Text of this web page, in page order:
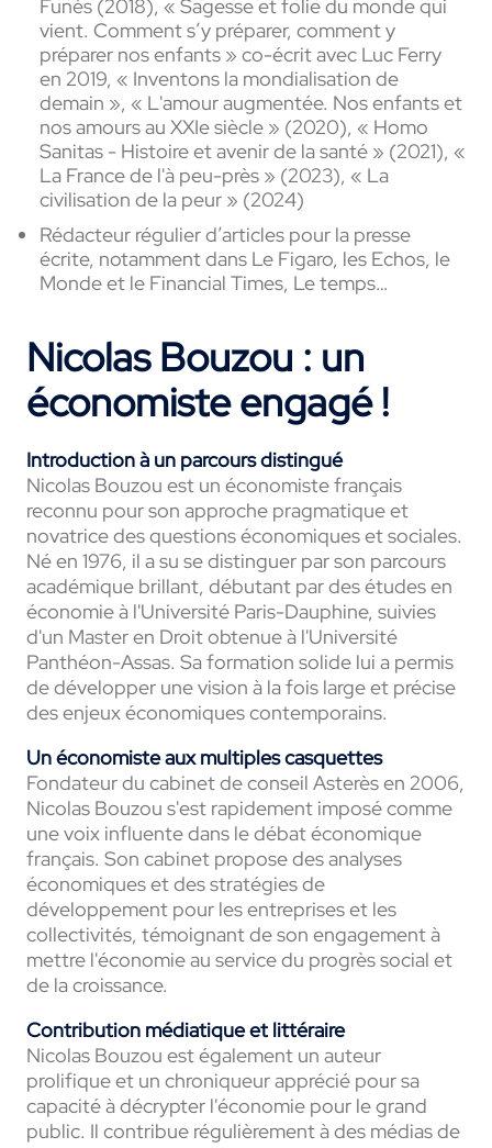
Funès (2018), « Sagesse et folie du monde qui
vient. Comment s’y préparer, comment y
préparer nos enfants » co-écrit avec Luc Ferry
en 2019, « Inventons la mondialisation de
demain », « L'amour augmentée. Nos enfants et
nos amours au XXIe siècle » (2020), « Homo
Sanitas - Histoire et avenir de la santé » (2021), «
La France de l'à peu-près » (2023), « La
civilisation de la peur » (2024)
Rédacteur régulier d’articles pour la presse
écrite, notamment dans Le Figaro, les Echos, le
Monde et le Financial Times, Le temps…
Nicolas Bouzou : un
économiste engagé !
Introduction à un parcours distingué
Nicolas Bouzou est un économiste français
reconnu pour son approche pragmatique et
novatrice des questions économiques et sociales.
Né en 1976, il a su se distinguer par son parcours
académique brillant, débutant par des études en
économie à l'Université Paris-Dauphine, suivies
d'un Master en Droit obtenue à l'Université
Panthéon-Assas. Sa formation solide lui a permis
de développer une vision à la fois large et précise
des enjeux économiques contemporains.
Un économiste aux multiples casquettes
Fondateur du cabinet de conseil Asterès en 2006,
Nicolas Bouzou s'est rapidement imposé comme
une voix influente dans le débat économique
français. Son cabinet propose des analyses
économiques et des stratégies de
développement pour les entreprises et les
collectivités, témoignant de son engagement à
mettre l'économie au service du progrès social et
de la croissance.
Contribution médiatique et littéraire
Nicolas Bouzou est également un auteur
prolifique et un chroniqueur apprécié pour sa
capacité à décrypter l'économie pour le grand
public. Il contribue régulièrement à des médias de